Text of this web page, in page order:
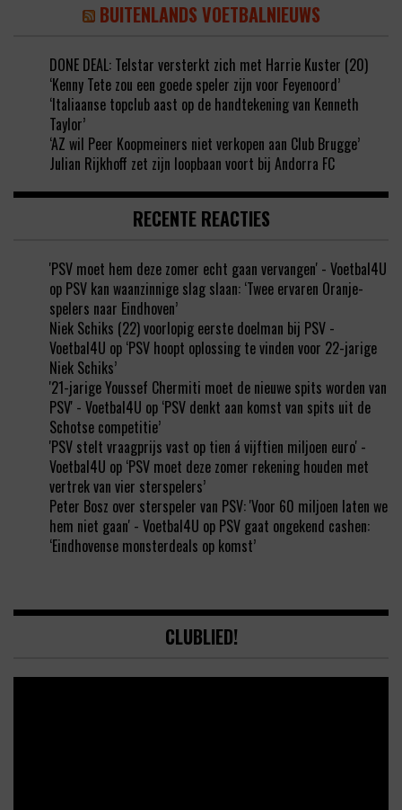
BUITENLANDS VOETBALNIEUWS
DONE DEAL: Telstar versterkt zich met Harrie Kuster (20)
‘Kenny Tete zou een goede speler zijn voor Feyenoord’
‘Italiaanse topclub aast op de handtekening van Kenneth
Taylor’
‘AZ wil Peer Koopmeiners niet verkopen aan Club Brugge’
Julian Rijkhoff zet zijn loopbaan voort bij Andorra FC
RECENTE REACTIES
'PSV moet hem deze zomer echt gaan vervangen' - Voetbal4U
op PSV kan waanzinnige slag slaan: ‘Twee ervaren Oranje-
spelers naar Eindhoven’
Niek Schiks (22) voorlopig eerste doelman bij PSV -
Voetbal4U op ‘PSV hoopt oplossing te vinden voor 22-jarige
Niek Schiks’
'21-jarige Youssef Chermiti moet de nieuwe spits worden van
PSV' - Voetbal4U op ‘PSV denkt aan komst van spits uit de
Schotse competitie’
'PSV stelt vraagprijs vast op tien á vijftien miljoen euro' -
Voetbal4U op ‘PSV moet deze zomer rekening houden met
vertrek van vier sterspelers’
Peter Bosz over sterspeler van PSV: 'Voor 60 miljoen laten we
hem niet gaan' - Voetbal4U op PSV gaat ongekend cashen:
‘Eindhovense monsterdeals op komst’
CLUBLIED!